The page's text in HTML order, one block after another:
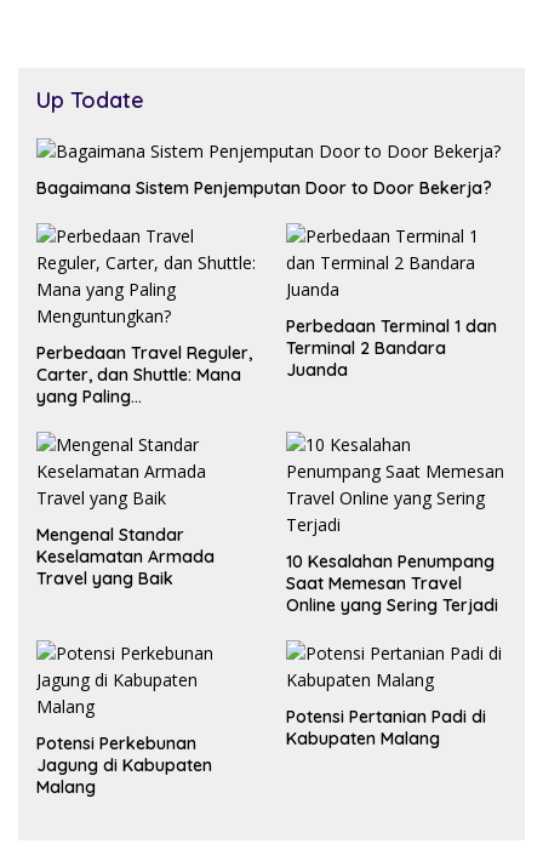
Up Todate
Bagaimana Sistem Penjemputan Door to Door Bekerja?
Perbedaan Travel Reguler,
Carter, dan Shuttle: Mana
yang Paling
Perbedaan Terminal 1 dan
Terminal 2 Bandara
Juanda
Mengenal Standar
Keselamatan Armada
Travel yang Baik
10 Kesalahan Penumpang
Saat Memesan Travel
Online yang Sering Terjadi
Potensi Perkebunan
Jagung di Kabupaten
Malang
Potensi Pertanian Padi di
Kabupaten Malang